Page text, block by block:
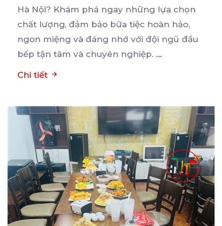
Hà Nội? Khám phá ngay những lựa chọn
chất lượng, đảm bảo bữa tiệc hoàn hảo,
ngon miệng và đáng nhớ với đội ngũ đầu
bếp tận tâm và chuyên nghiệp. ...
Chi tiết